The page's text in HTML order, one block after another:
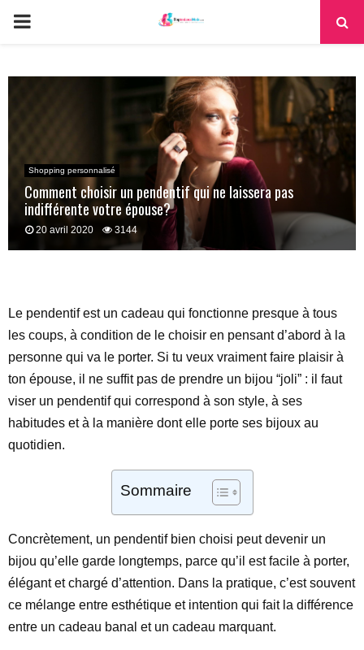
PRIMARY
Shopping personnalisé
Comment choisir un pendentif qui ne laissera pas
indifférente votre épouse?
20 avril 2020 3144
Le pendentif est un cadeau qui fonctionne presque à tous
les coups, à condition de le choisir en pensant d’abord à la
personne qui va le porter. Si tu veux vraiment faire plaisir à
ton épouse, il ne suffit pas de prendre un bijou “joli” : il faut
viser un pendentif qui correspond à son style, à ses
habitudes et à la manière dont elle porte ses bijoux au
quotidien.
Sommaire
Concrètement, un pendentif bien choisi peut devenir un
bijou qu’elle garde longtemps, parce qu’il est facile à porter,
élégant et chargé d’attention. Dans la pratique, c’est souvent
ce mélange entre esthétique et intention qui fait la différence
entre un cadeau banal et un cadeau marquant.